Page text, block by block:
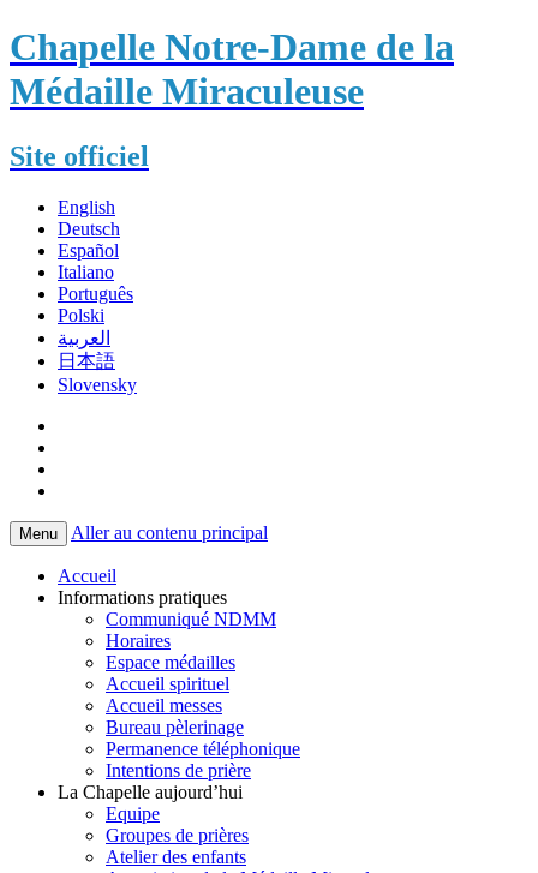
Chapelle Notre-Dame de la
Médaille Miraculeuse
Site officiel
English
Deutsch
Español
Italiano
Português
Polski
العربية
日本語
Slovensky
Menu Aller au contenu principal
Accueil
Informations pratiques
Communiqué NDMM
Horaires
Espace médailles
Accueil spirituel
Accueil messes
Bureau pèlerinage
Permanence téléphonique
Intentions de prière
La Chapelle aujourd’hui
Equipe
Groupes de prières
Atelier des enfants